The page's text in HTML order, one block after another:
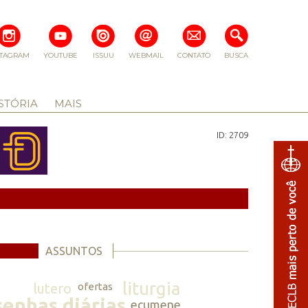
BUSCA
CONTATO
WEBMAIL
ISSUU
YOUTUBE
MAIS
ID: 2709
ASSUNTOS
lutero ofertas liturgia
ecumene